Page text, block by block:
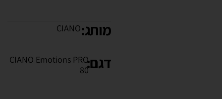
מותג:CIANO
דגם:CIANO Emotions PRO
80